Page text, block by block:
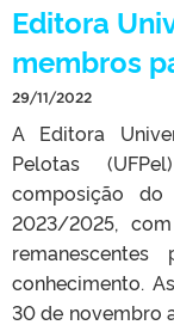
Editora
membros
29/11/2022
A Editora
Pelotas
composição
2023/2025,
conhecimento.
30 de novembro